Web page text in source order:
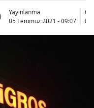
Yayınlanma
05 Temmuz 2021 - 09:07
05